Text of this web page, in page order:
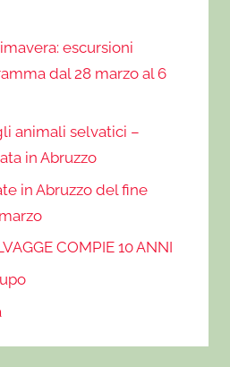
escursioni
dal 28 marzo al 6
animali selvatici –
in Abruzzo
in Abruzzo del fine
COMPIE 10 ANNI